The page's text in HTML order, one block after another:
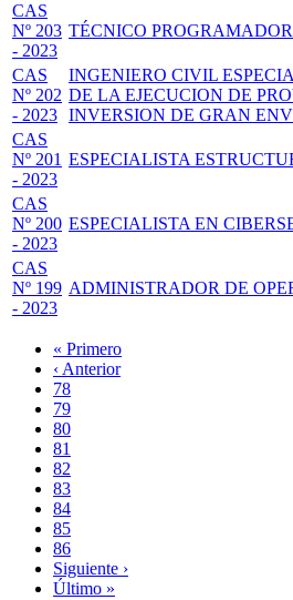
CAS
Nº 203
- 2023
TÉCNICO
CAS
Nº 202
- 2023
INGENIERO CIVIL
DE LA EJECUCION DE
INVERSION DE GRAN
CAS
Nº 201
- 2023
ESPECIALISTA
CAS
Nº 200
- 2023
ESPECIALISTA EN
CAS
Nº 199
- 2023
ADMINISTRADOR DE
Paginación
Primera
página
« Primero
Página
anterior
‹ Anterior
Page
78
Page
79
Page
80
Page
81
Página
actual
82
Page
83
Page
84
Page
85
Page
86
Siguiente
página
Siguiente ›
Última
Último »